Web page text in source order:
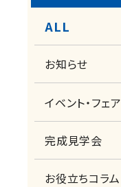
ALL
お知らせ
イベント・フェア
完成見学会
お役立ちコラム